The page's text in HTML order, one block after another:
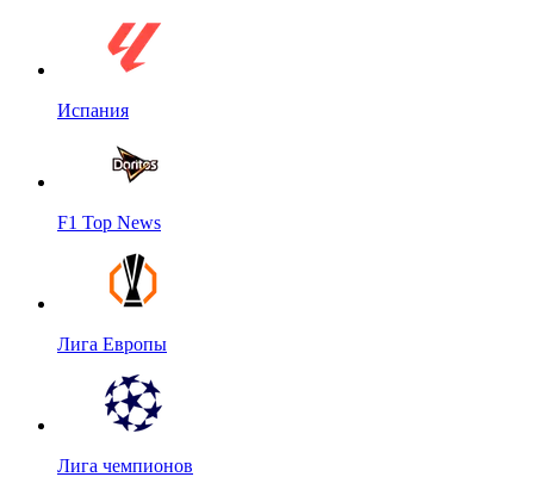
Испания
F1 Top News
Лига Европы
Лига чемпионов